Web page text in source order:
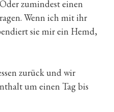
zumindest einen
Wenn ich mit ihr
sie mir ein Hemd,
zurück und wir
um einen Tag bis